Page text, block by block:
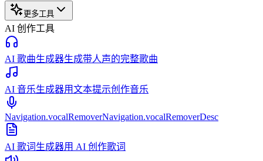
更多工具
AI 创作工具
AI 歌曲生成器生成带人声的完整歌曲
AI 音乐生成器用文本提示创作音乐
Navigation.vocalRemoverNavigation.vocalRemoverDesc
AI 歌词生成器用 AI 创作歌词